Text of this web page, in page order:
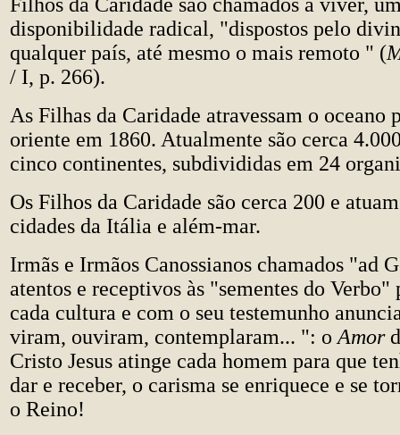
disponibilidade radical, "dispostos pelo
qualquer país, até mesmo o mais remoto " (
/ I, p. 266).
As Filhas da Caridade atravessam o oceano
oriente em 1860. Atualmente são cerca
cinco continentes, subdivididas em 24
Os Filhos da Caridade são cerca 200 e
cidades da Itália e além-mar.
Irmãs e Irmãos Canossianos chamados "ad
atentos e receptivos às "sementes do Verbo"
cada cultura e com o seu testemunho
viram, ouviram, contemplaram... ": o Amor
Cristo Jesus atinge cada homem para que
dar e receber, o carisma se enriquece e se
o Reino!